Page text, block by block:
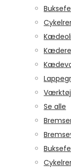
Værktøj
Se alle